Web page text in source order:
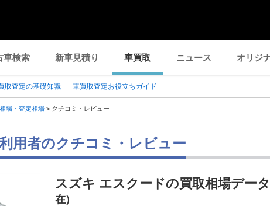
車検索 新車見積り 車買取 ニュース オリジ
取査定の基礎知識 車買取査定お役立ちガイド
場・査定相場 > クチコミ・レビュー
用者のクチコミ・レビュー
スズキ エスクードの買取相場データ
在）